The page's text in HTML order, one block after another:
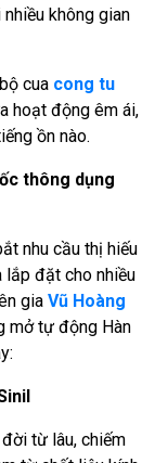
không gian
cua cong tu
hoạt động êm ái,
ồn nào.
thông dụng
nhu cầu thị hiếu
lắp đặt cho nhiều
gia Vũ Hoàng
mở tự động Hàn
từ lâu, chiếm